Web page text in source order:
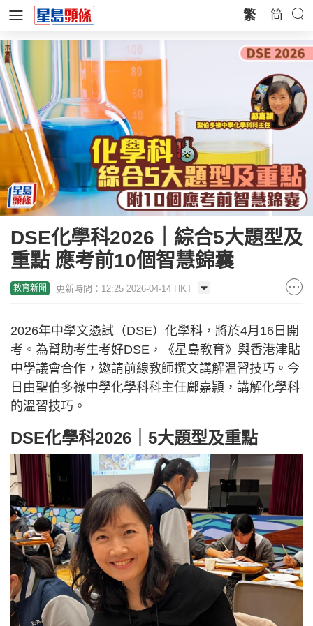
繁 简
DSE化學科2026｜綜合5大題型及
重點 應考前10個智慧錦囊
教育新聞 更新時間：12:25 2026-04-14 HKT
2026年中學文憑試（DSE）化學科，將於4月16日開
考。為幫助考生考好DSE，《星島教育》與香港津貼
中學議會合作，邀請前線教師撰文講解温習技巧。今
日由聖伯多祿中學化學科科主任鄺嘉頴，講解化學科
的溫習技巧。
DSE化學科2026｜5大題型及重點